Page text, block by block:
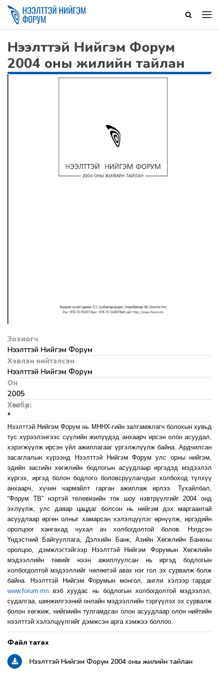
Нээлттэй Нийгэм Форум
2004 оны жилийн тайлан
Зохиогч
Нээлттэй Нийгэм Форум
Хэвлэн нийтэлсэн
Нээлттэй Нийгэм Форум
Он
2005
Хөтөлбөр:
*
Нээлттэй Нийгэм Форум нь МННХ-гийн залгамжлагч болохын хувьд
тус хүрээлэнгээс сүүлийн жилүүдэд анхаарч ирсэн олон асуудал,
хэрэгжүүлж ирсэн үйл ажиллагааг үргэлжлүүлж байна. Ардчилсан
засаглалын хүрээнд Нээлттэй Нийгэм Форум улс орны нийгэм,
эдийн засгийн хөгжлийн бодлогын асуудлаар иргэдэд мэдээлэл
хүргэх, иргэд болон бодлого боловсруулагчдыг холбоход түлхүү
анхаарч, хүчин чармайлт гарган ажиллаж ирлээ. Тухайлбал,
“Форум ТВ” нэртэй телевизийн ток шоу нэвтрүүлгийг 2004 онд
эхлүүлж, улс даяар цацдаг болсон нь нийгэм дэх маргаантай
асуудлаар өргөн олныг хамарсан хэлэлцүүлэг өрнүүлж, иргэдийн
оролцоог хангахад чухал ач холбогдолтой болов. Нэгдсэн
Үндэстний Байгууллага, Дэлхийн Банк, Азийн Хөгжлийн Банкны
оролцоо, дэмжлэгтэйгээр Нээлттэй Нийгэм Форумын Хөгжлийн
мэдээллийн төвийг нээн ажиллуулсан нь иргэд бодлогын
холбогдолтой мэдээллийг чөлөөтэй авах нэг гол эх сурвалж болж
байна. Нээлттэй Нийгэм Форумын монгол, англи хэлээр гардаг
www.forum.mn вэб хуудас нь бодлогын холбогдолтой мэдээлэл,
судалгаа, шинжилгээний онлайн мэдээллийн тэргүүлэх эх сурвалж
болон хөгжиж, нийгмийн тулгамдсан олон асуудлаар олон нийтийн
нээлттэй хэлэлцүүлгийг дэмжсэн арга хэмжээ боллоо.
Нээлттэй Нийгэм Форум 2004 оны жилийн тайлан